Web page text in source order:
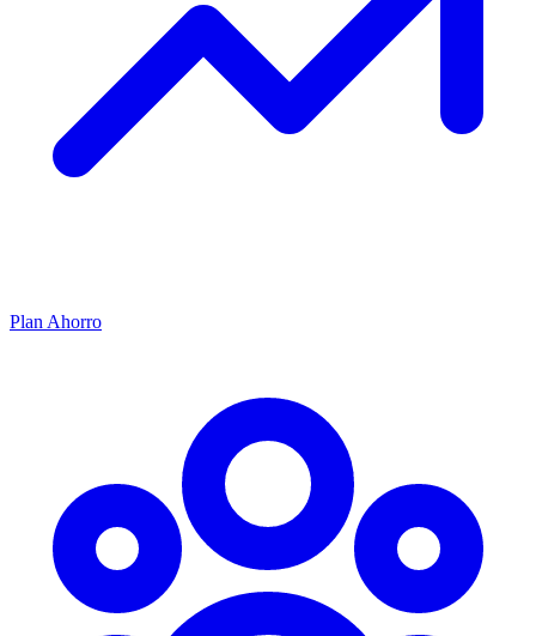
Plan Ahorro